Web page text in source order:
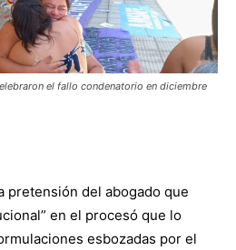
el fallo condenatorio en diciembre
pretensión del abogado que
en el procesó que lo
esbozadas por el